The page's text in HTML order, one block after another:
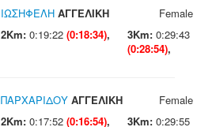
ΙΩΣΗΦΕΛΗ ΑΓΓΕΛΙΚΗ
Female
2Km: 0:19:22 (0:18:34), 3Km: 0:29:43
(0:28:54),
ΠΑΡΧΑΡΙΔΟΥ ΑΓΓΕΛΙΚΗ
Female
2Km: 0:17:52 (0:16:54), 3Km: 0:29:55